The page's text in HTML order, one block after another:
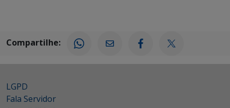
Compartilhe:
LGPD
Fala Servidor